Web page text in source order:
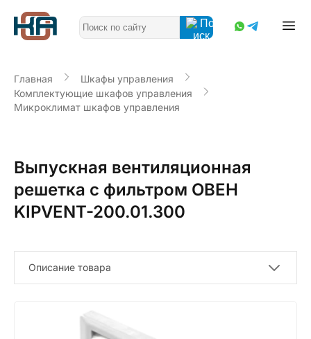
Главная
Шкафы управления
Комплектующие шкафов управления
Микроклимат шкафов управления
Выпускная вентиляционная
решетка c фильтром ОВЕН
KIPVENT-200.01.300
Описание товара